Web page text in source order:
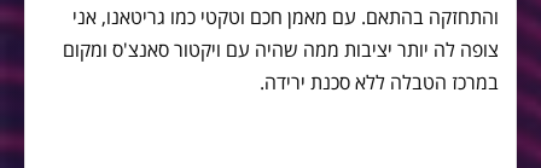
והתחזקה בהתאם. עם מאמן חכם וטקטי כמו גריטאנו, אני
צופה לה יותר יציבות ממה שהיה עם ויקטור סאנצ'ס ומקום
במרכז הטבלה ללא סכנת ירידה.